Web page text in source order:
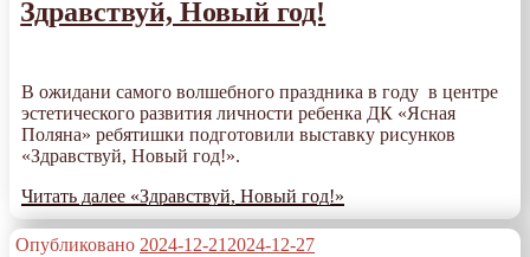
Здравствуй, Новый год!
В ожидани самого волшебного праздника в году в центре
эстетического развития личности ребенка ДК «Ясная
Поляна» ребятишки подготовили выставку рисунков
«Здравствуй, Новый год!».
Читать далее «Здравствуй, Новый год!»
Опубликовано 2024-12-21 2024-12-27